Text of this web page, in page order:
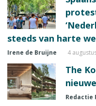
steeds van harte
Irene de Bruijne 4
The
Redactie